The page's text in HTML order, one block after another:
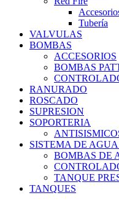
Tubería
VALVULAS
BOMBAS
ACCESORIOS
BOMBAS
RANURADO
ROSCADO
SUPRESION
SOPORTERIA
SISTEMA DE
BOMBAS DE
TANQUE
TANQUES